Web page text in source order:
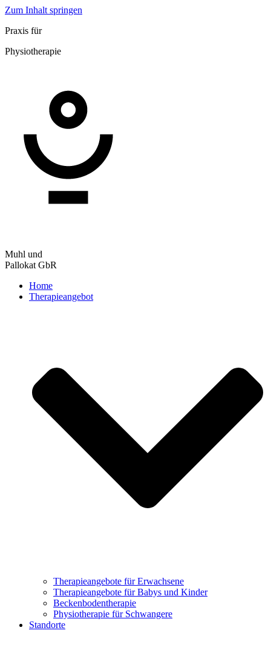
Zum Inhalt springen
Praxis für
Physiotherapie
Muhl und
Pallokat GbR
Home
Therapieangebot
Therapieangebote für Erwachsene
Therapieangebote für Babys und Kinder
Beckenbodentherapie
Physiotherapie für Schwangere
Standorte